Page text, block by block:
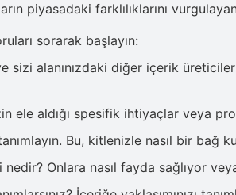
piyasadaki farklılıklarını
sorarak başlayın:
sizi alanınızdaki diğer içerik
ele aldığı spesifik ihtiyaçlar veya
Bu, kitlenizle nasıl bir bağ
Onlara nasıl fayda sağlıyor